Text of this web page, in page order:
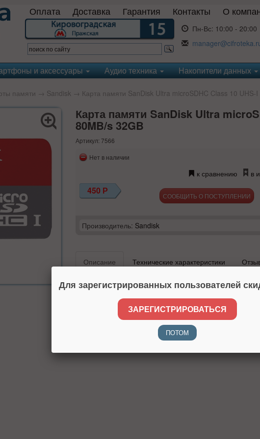
Оплата Доставка Гарантия Контакты О
Пн-Вс: 10:00 - 20:00
и аксессуары Аудио техника Накопители данных
памяти → Sandisk → Карта памяти SanDisk Ultra microSDHC Class 10 UHS-
Карта памяти SanDisk Ultra
80MB/s 32GB
Артикул: 7566
Нет в наличии
к сравнению в
450 Р СООБЩИТЬ О ПОСТУПЛЕНИИ
Производитель: Sandisk
Описание Технические характеристики
Для зарегистрированных пользователей
ЗАРЕГИСТРИРОВАТЬСЯ
ПОТОМ